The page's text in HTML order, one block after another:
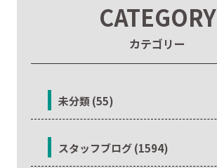
CATEGORY
カテゴリー
未分類 (55)
スタッフブログ (1594)